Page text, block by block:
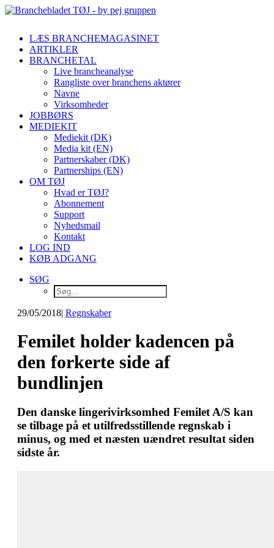
LÆS BRANCHEMAGASINET
ARTIKLER
BRANCHETAL
Live brancheanalyse
Rangliste over branchens aktører
Navne
Virksomheder
JOBBØRS
MEDIEKIT
Mediekit (DK)
Media kit (EN)
Partnerskaber (DK)
Partnerships (EN)
OM TØJ
Hvad er TØJ?
Abonnement
Support
Nyhedsmail
Kontakt
LOG IND
KØB ADGANG
SØG
29/05/2018| Regnskaber
Femilet holder kadencen på
den forkerte side af
bundlinjen
Den danske lingerivirksomhed Femilet A/S kan
se tilbage på et utilfredsstillende regnskab i
minus, og med et næsten uændret resultat siden
sidste år.